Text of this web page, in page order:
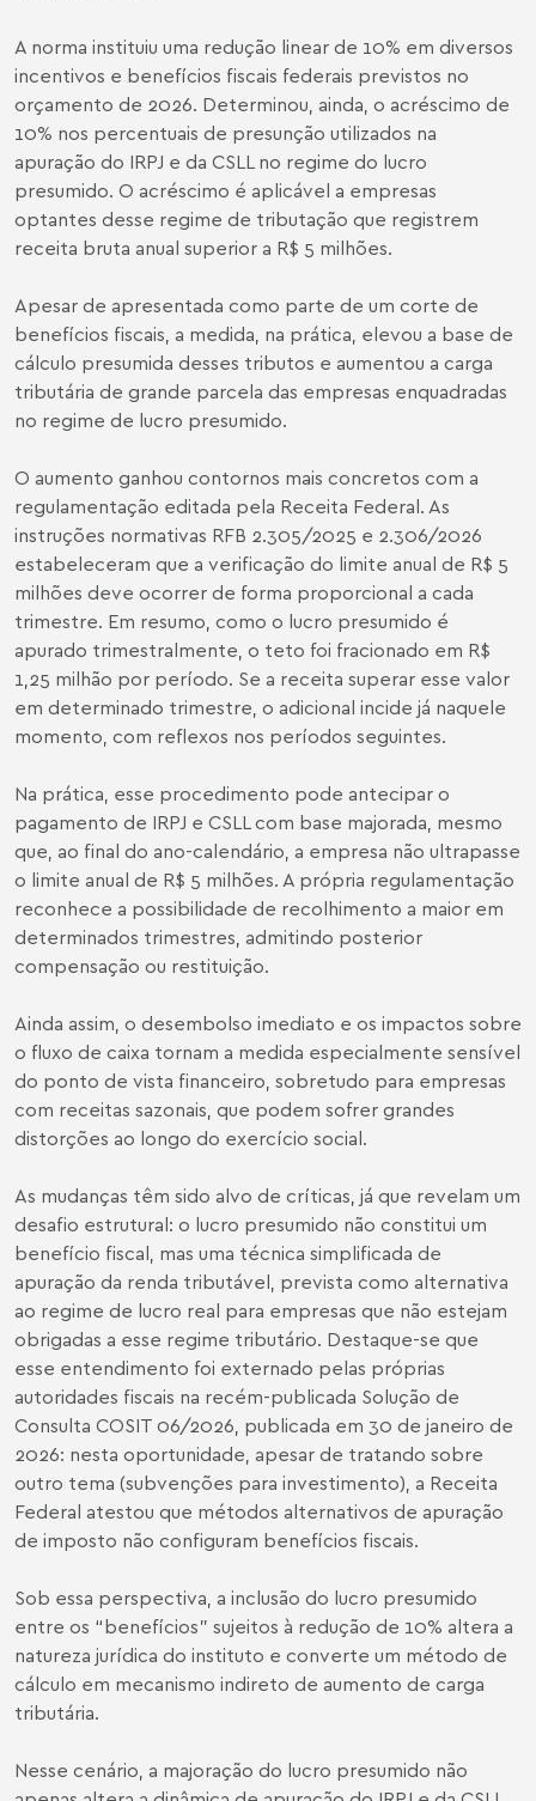
A norma instituiu uma redução linear de 10% em diversos
incentivos e benefícios fiscais federais previstos no
orçamento de 2026. Determinou, ainda, o acréscimo de
10% nos percentuais de presunção utilizados na
apuração do IRPJ e da CSLL no regime do lucro
presumido. O acréscimo é aplicável a empresas
optantes desse regime de tributação que registrem
receita bruta anual superior a R$ 5 milhões.
Apesar de apresentada como parte de um corte de
benefícios fiscais, a medida, na prática, elevou a base de
cálculo presumida desses tributos e aumentou a carga
tributária de grande parcela das empresas enquadradas
no regime de lucro presumido.
O aumento ganhou contornos mais concretos com a
regulamentação editada pela Receita Federal. As
instruções normativas RFB 2.305/2025 e 2.306/2026
estabeleceram que a verificação do limite anual de R$ 5
milhões deve ocorrer de forma proporcional a cada
trimestre. Em resumo, como o lucro presumido é
apurado trimestralmente, o teto foi fracionado em R$
1,25 milhão por período. Se a receita superar esse valor
em determinado trimestre, o adicional incide já naquele
momento, com reflexos nos períodos seguintes.
Na prática, esse procedimento pode antecipar o
pagamento de IRPJ e CSLL com base majorada, mesmo
que, ao final do ano-calendário, a empresa não ultrapasse
o limite anual de R$ 5 milhões. A própria regulamentação
reconhece a possibilidade de recolhimento a maior em
determinados trimestres, admitindo posterior
compensação ou restituição.
Ainda assim, o desembolso imediato e os impactos sobre
o fluxo de caixa tornam a medida especialmente sensível
do ponto de vista financeiro, sobretudo para empresas
com receitas sazonais, que podem sofrer grandes
distorções ao longo do exercício social.
As mudanças têm sido alvo de críticas, já que revelam um
desafio estrutural: o lucro presumido não constitui um
benefício fiscal, mas uma técnica simplificada de
apuração da renda tributável, prevista como alternativa
ao regime de lucro real para empresas que não estejam
obrigadas a esse regime tributário. Destaque-se que
esse entendimento foi externado pelas próprias
autoridades fiscais na recém-publicada Solução de
Consulta COSIT 06/2026, publicada em 30 de janeiro de
2026: nesta oportunidade, apesar de tratando sobre
outro tema (subvenções para investimento), a Receita
Federal atestou que métodos alternativos de apuração
de imposto não configuram benefícios fiscais.
Sob essa perspectiva, a inclusão do lucro presumido
entre os “benefícios” sujeitos à redução de 10% altera a
natureza jurídica do instituto e converte um método de
cálculo em mecanismo indireto de aumento de carga
tributária.
Nesse cenário, a majoração do lucro presumido não